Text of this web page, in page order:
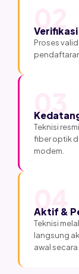
02
Proses
03
Teknisi
fiber optik
modem.
04
Aktif &
Teknisi
langsung
awal secara